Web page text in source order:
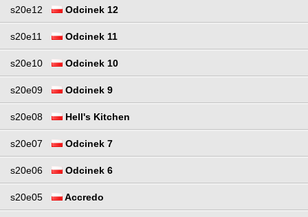
s20e12 Odcinek 12
s20e11 Odcinek 11
s20e10 Odcinek 10
s20e09 Odcinek 9
s20e08 Hell's Kitchen
s20e07 Odcinek 7
s20e06 Odcinek 6
s20e05 Accredo